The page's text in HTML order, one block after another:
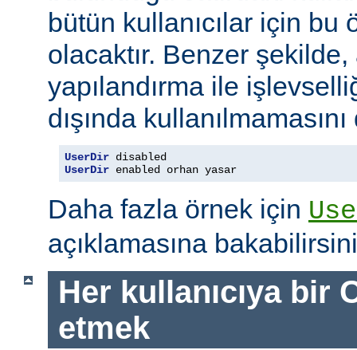
bütün kullanıcılar için bu
olacaktır. Benzer şekilde,
yapılandırma ile
dışında
UserDir
UserDir enabled orhan yasar
Daha fazla örnek için
açıklamasına
Her kullanıcıya bir
etmek